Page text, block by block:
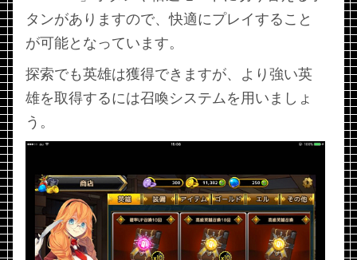
タンがありますので、快適にプレイすること
が可能となっています。
探索でも英雄は獲得できますが、より強い英
雄を取得するには召喚システムを用いましょ
う。